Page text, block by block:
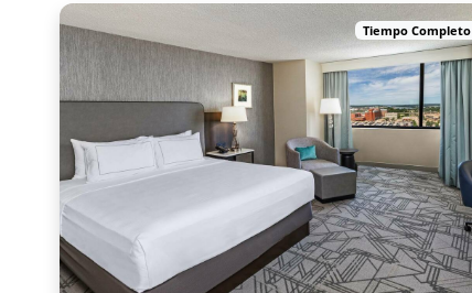
Tiempo Completo